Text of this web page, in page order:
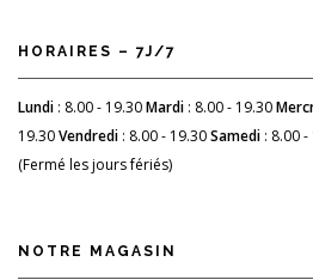
HORAIRES – 7J/7
Lundi : 8.00 - 19.30Mardi : 8.00 - 19.30
19.30Vendredi : 8.00 - 19.30Samedi : 8.00
(Fermé les jours fériés)
NOTRE MAGASIN